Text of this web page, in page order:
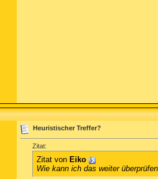
Heuristischer Treffer?
Zitat:
Zitat von Eiko
Wie kann ich das weiter